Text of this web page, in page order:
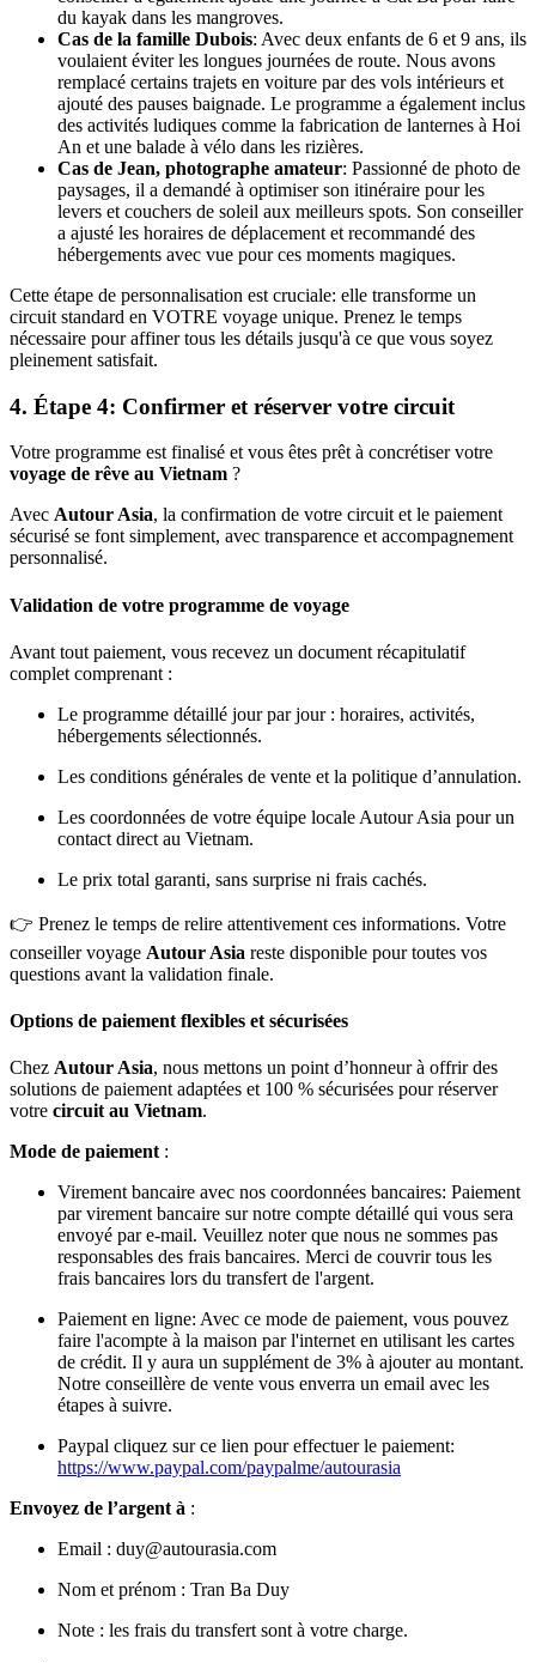
du kayak dans les mangroves.
Cas de la famille Dubois: Avec deux enfants de 6 et 9 ans, ils
voulaient éviter les longues journées de route. Nous avons
remplacé certains trajets en voiture par des vols intérieurs et
ajouté des pauses baignade. Le programme a également inclus
des activités ludiques comme la fabrication de lanternes à Hoi
An et une balade à vélo dans les rizières.
Cas de Jean, photographe amateur: Passionné de photo de
paysages, il a demandé à optimiser son itinéraire pour les
levers et couchers de soleil aux meilleurs spots. Son conseiller
a ajusté les horaires de déplacement et recommandé des
hébergements avec vue pour ces moments magiques.
Cette étape de personnalisation est cruciale: elle transforme un
circuit standard en VOTRE voyage unique. Prenez le temps
nécessaire pour affiner tous les détails jusqu'à ce que vous soyez
pleinement satisfait.
4. Étape 4: Confirmer et réserver votre circuit
Votre programme est finalisé et vous êtes prêt à concrétiser votre
voyage de rêve au Vietnam ?
Avec Autour Asia, la confirmation de votre circuit et le paiement
sécurisé se font simplement, avec transparence et accompagnement
personnalisé.
Validation de votre programme de voyage
Avant tout paiement, vous recevez un document récapitulatif
complet comprenant :
Le programme détaillé jour par jour : horaires, activités,
hébergements sélectionnés.
Les conditions générales de vente et la politique d’annulation.
Les coordonnées de votre équipe locale Autour Asia pour un
contact direct au Vietnam.
Le prix total garanti, sans surprise ni frais cachés.
👉 Prenez le temps de relire attentivement ces informations. Votre
conseiller voyage Autour Asia reste disponible pour toutes vos
questions avant la validation finale.
Options de paiement flexibles et sécurisées
Chez Autour Asia, nous mettons un point d’honneur à offrir des
solutions de paiement adaptées et 100 % sécurisées pour réserver
votre circuit au Vietnam.
Mode de paiement:
Virement bancaire avec nos coordonnées bancaires: Paiement
par virement bancaire sur notre compte détaillé qui vous sera
envoyé par e-mail. Veuillez noter que nous ne sommes pas
responsables des frais bancaires. Merci de couvrir tous les
frais bancaires lors du transfert de l'argent.
Paiement en ligne: Avec ce mode de paiement, vous pouvez
faire l'acompte à la maison par l'internet en utilisant les cartes
de crédit. Il y aura un supplément de 3% à ajouter au montant.
Notre conseillère de vente vous enverra un email avec les
étapes à suivre.
Paypal cliquez sur ce lien pour effectuer le paiement:
https://www.paypal.com/paypalme/autourasia
Envoyez de l’argent à :
Email : duy@autourasia.com
Nom et prénom : Tran Ba Duy
Note : les frais du transfert sont à votre charge.